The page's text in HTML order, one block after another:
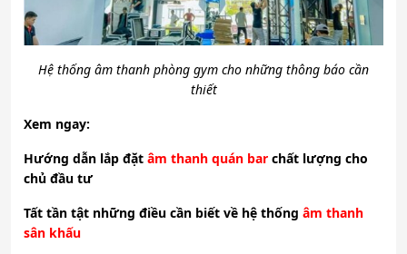
Hệ thống âm thanh phòng gym cho những thông báo cần
thiết
Xem ngay:
Hướng dẫn lắp đặt âm thanh quán bar chất lượng cho
chủ đầu tư
Tất tần tật những điều cần biết về hệ thống âm thanh
sân khấu